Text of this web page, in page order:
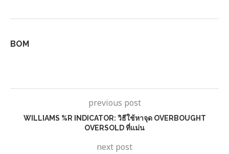
BOM
previous post
WILLIAMS %R INDICATOR: วิธีใช้หาจุด OVERBOUGHT
OVERSOLD ที่แม่น
next post